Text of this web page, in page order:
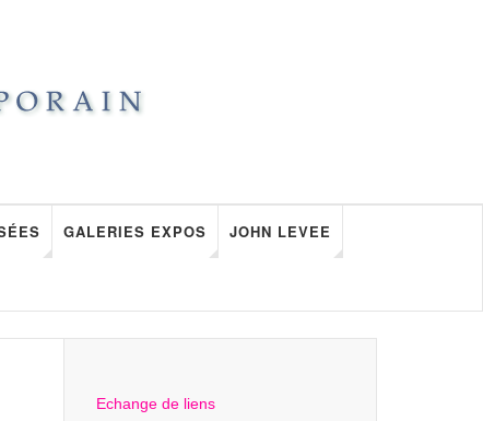
GALERIES EXPOS JOHN LEVEE
Echange de liens